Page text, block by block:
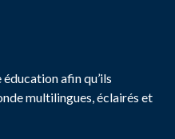
afin qu’ils
multilingues, éclairés et